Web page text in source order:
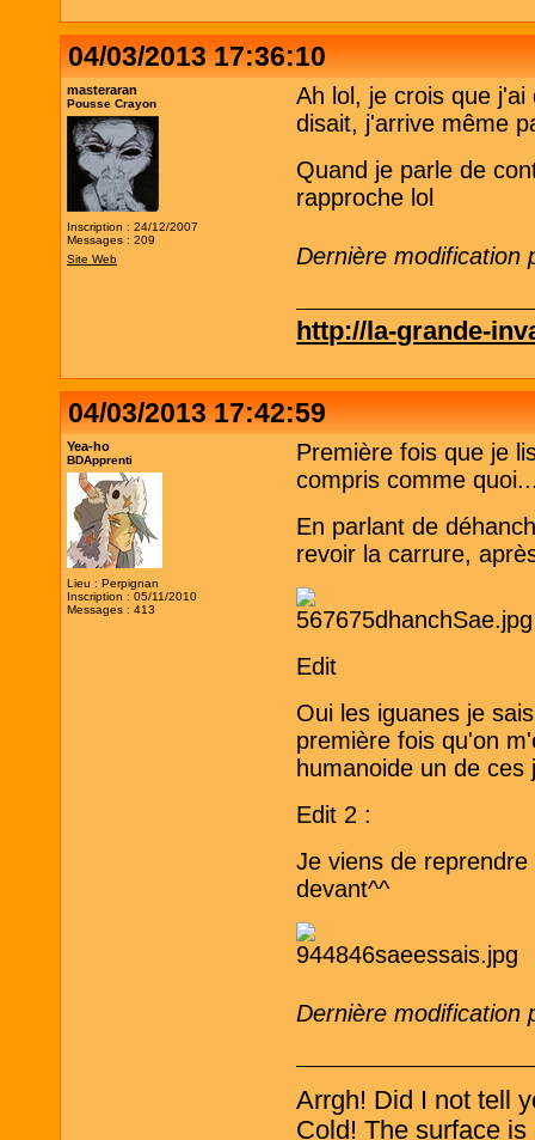
04/03/2013 17:36:10
masteraran
Pousse Crayon
Inscription : 24/12/2007
Messages : 209
Site Web
Ah lol, je crois que
disait, j'arrive même
Quand je parle de
rapproche lol
Dernière modification
http://la-grande-
04/03/2013 17:42:59
Yea-ho
BDApprenti
Lieu : Perpignan
Inscription : 05/11/2010
Messages : 413
Première fois que je
compris comme
En parlant de
revoir la carrure,
Edit
Oui les iguanes je
première fois qu'on
humanoide un de ces
Edit 2 :
Je viens de
devant^^
Dernière modification
Arrgh! Did I not tell
Cold! The surface